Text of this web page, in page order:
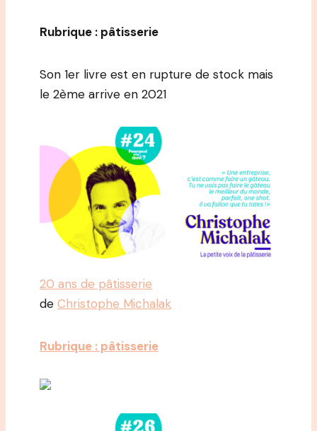
Rubrique : pâtisserie
Son 1er livre est en rupture de stock mais
le 2ème arrive en 2021
20 ans de pâtisserie
de Christophe Michalak
Rubrique : pâtisserie